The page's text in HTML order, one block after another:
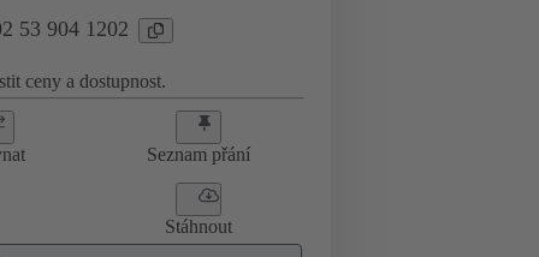
53 904 1202
ceny a dostupnost.
Seznam přání
Stáhnout